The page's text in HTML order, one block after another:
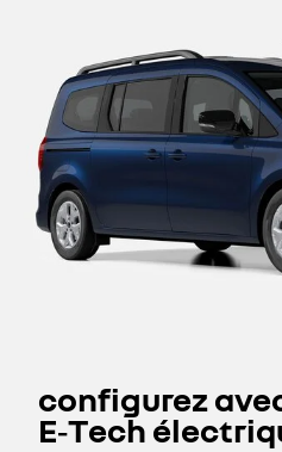
configurez
E‑Tech